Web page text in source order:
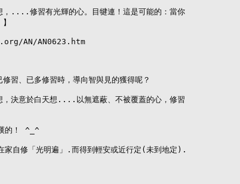
，....修習有光輝的心。目犍連！這是可能的：當你
AN/AN0623.htm
修習、已多修習時，導向智與見的獲得呢？
，決意於白天想....以無遮蔽、不被覆蓋的心，修習
的！ ^_^
家自修「光明遍」.而得到輕安或近行定(未到地定).